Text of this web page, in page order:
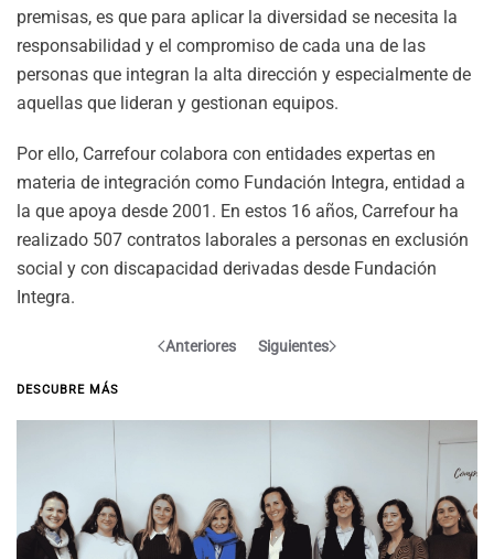
premisas, es que para aplicar la diversidad se necesita la
responsabilidad y el compromiso de cada una de las
personas que integran la alta dirección y especialmente de
aquellas que lideran y gestionan equipos.
Por ello, Carrefour colabora con entidades expertas en
materia de integración como Fundación Integra, entidad a
la que apoya desde 2001. En estos 16 años, Carrefour ha
realizado 507 contratos laborales a personas en exclusión
social y con discapacidad derivadas desde Fundación
Integra.
Anteriores Siguientes
DESCUBRE MÁS